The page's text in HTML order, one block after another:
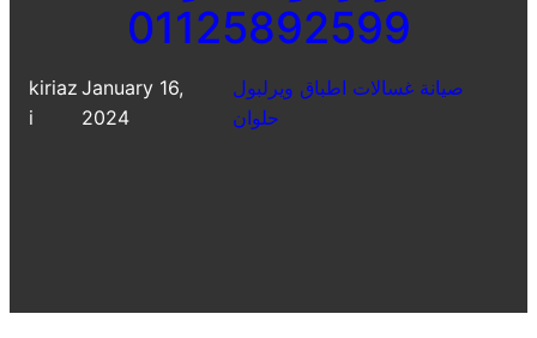
01125892599
kiriaz
i
January 16,
2024
صيانة غسالات اطباق ويرلبول
حلوان